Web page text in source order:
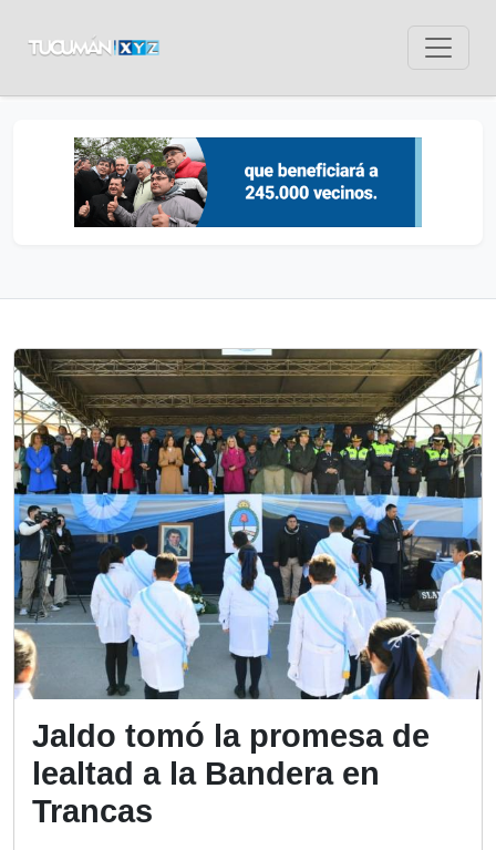
Jaldo tomó la promesa de
lealtad a la Bandera en
Trancas